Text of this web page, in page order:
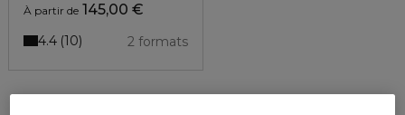
À partir de 145,00 €
2 formats
4.4 10